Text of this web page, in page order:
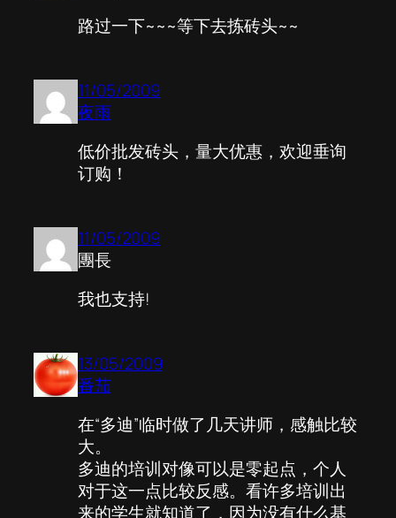
路过一下~~~等下去拣砖头~~
11/05/2009
夜雨
低价批发砖头，量大优惠，欢迎垂询
订购！
11/05/2009
團長
我也支持!
13/05/2009
番茄
在“多迪”临时做了几天讲师，感触比较
大。
多迪的培训对像可以是零起点，个人
对于这一点比较反感。看许多培训出
来的学生就知道了，因为没有什么基